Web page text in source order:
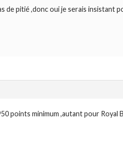
de pitié ,donc oui je serais insistant
points minimum ,autant pour Royal